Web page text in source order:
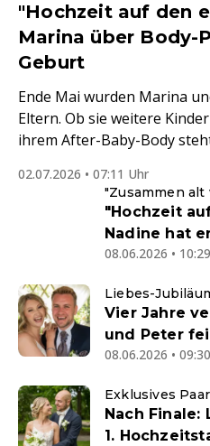
"Hochzeit auf den
Marina über Body-
Geburt
Ende Mai wurden Marina
Eltern. Ob sie weitere
ihrem After-Baby-Body
02.07.2026 • 07:11 Uhr
"Zusammen
"Hochzeit
Nadine hat
08.06.2026 •
Liebes-
Vier Jahre
und Peter
08.06.2026 •
Exklusives
Nach Finale:
1.